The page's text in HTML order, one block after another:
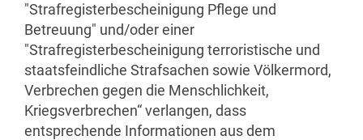
"Strafregisterbescheinigung Pflege und
Betreuung" und/oder einer
"Strafregisterbescheinigung terroristische und
staatsfeindliche Strafsachen sowie Völkermord,
Verbrechen gegen die Menschlichkeit,
Kriegsverbrechen“ verlangen, dass
entsprechende Informationen aus dem